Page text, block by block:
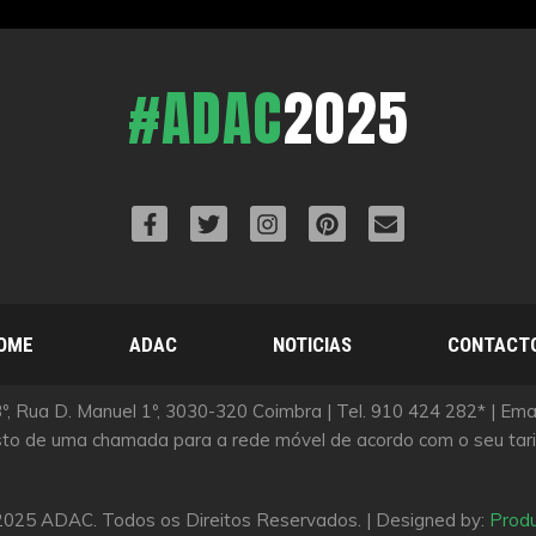
#ADAC2025
ADAC NOTICIAS
Rua D. Manuel 1º, 3030-320 Coimbra | Tel. 910 424 282* |
de uma chamada para a rede móvel de acordo com o seu
ADAC. Todos os Direitos Reservados. | Designed by: